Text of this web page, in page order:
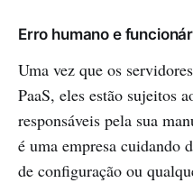
Erro humano e
Uma vez que os
PaaS, eles estão sujeitos
responsáveis pela sua
é uma empresa cuidando
de configuração ou